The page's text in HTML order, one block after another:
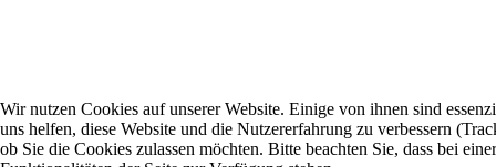
Wir nutzen Cookies auf unserer Website. Einige von ihnen sind
uns helfen, diese Website und die Nutzererfahrung zu verbessern
ob Sie die Cookies zulassen möchten. Bitte beachten Sie, dass bei